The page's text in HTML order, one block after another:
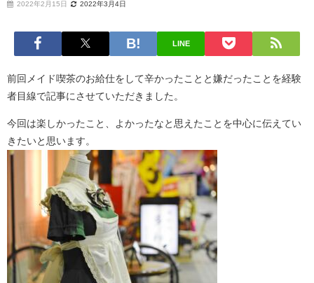
2022年2月15日 2022年3月4日
LINE
前回メイド喫茶のお給仕をして辛かったことと嫌だったことを経験
者目線で記事にさせていただきました。
今回は楽しかったこと、よかったなと思えたことを中心に伝えてい
きたいと思います。